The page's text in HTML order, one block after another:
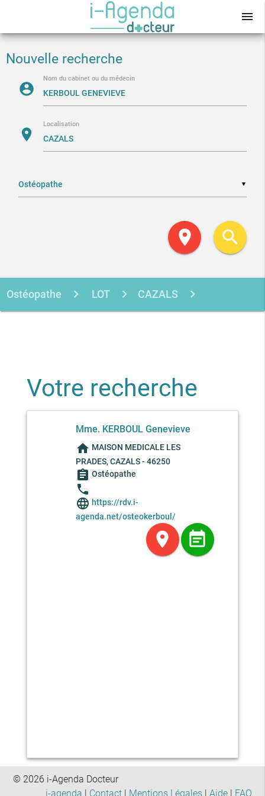
menu
Nouvelle recherche
account_circle
Nom du cabinet ou du médecin
location_on
Localisation
▼
location_on search
Ostéopathe LOT CAZALS
Votre recherche
Mme. KERBOUL Genevieve
home MAISON MEDICALE LES
PRADES, CAZALS - 46250
assignment Ostéopathe
phone
language https://rdv.i-
agenda.net/osteokerboul/
location_on event_note
© 2026 i-Agenda Docteur
i-agenda
Contact| Mentions Légales| Aide| FAQ